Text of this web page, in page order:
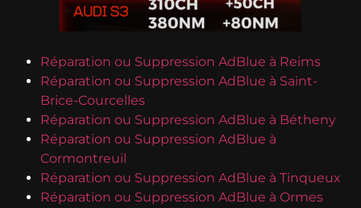
Réparation ou Suppression AdBlue à Reims
Réparation ou Suppression AdBlue à Saint-
Brice-Courcelles
Réparation ou Suppression AdBlue à Bétheny
Réparation ou Suppression AdBlue à
Cormontreuil
Réparation ou Suppression AdBlue à Tinqueux
Réparation ou Suppression AdBlue à Ormes